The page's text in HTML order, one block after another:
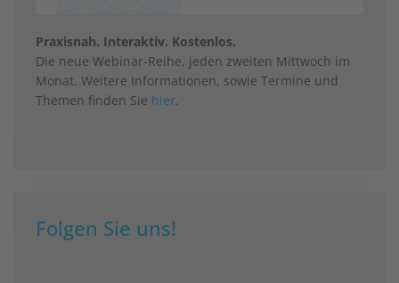
Praxisnah. Interaktiv. Kostenlos.
Die neue Webinar-Reihe, jeden zweiten Mittwoch im
Monat. Weitere Informationen, sowie Termine und
Themen finden Sie hier.
Folgen Sie uns!